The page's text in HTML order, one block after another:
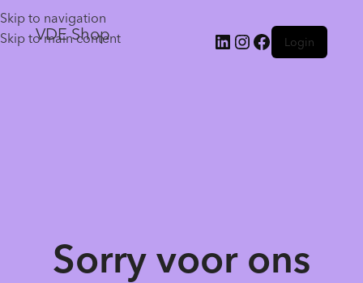
Skip to navigation
Skip to main content
VDE Shop Login
Sorry voor ons